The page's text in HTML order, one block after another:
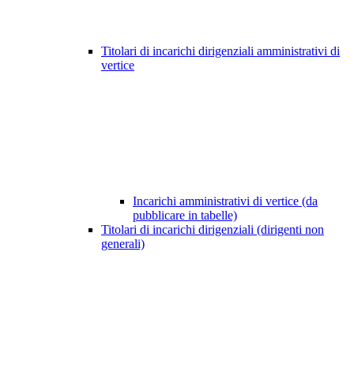
Titolari di incarichi dirigenziali amministrativi di
vertice
Incarichi amministrativi di vertice (da
pubblicare in tabelle)
Titolari di incarichi dirigenziali (dirigenti non
generali)